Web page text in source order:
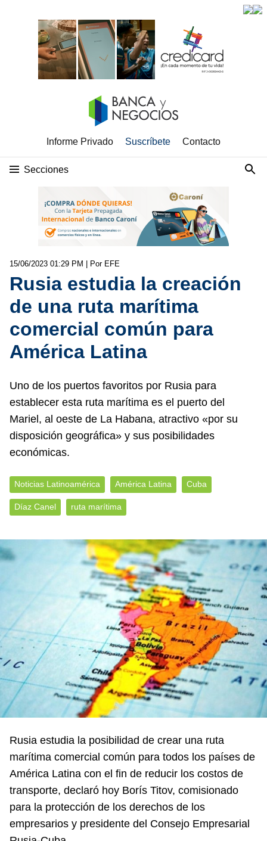
Informe Privado Suscríbete Contacto
Secciones
15/06/2023 01:29 PM | Por EFE
Rusia estudia la creación
de una ruta marítima
comercial común para
América Latina
Uno de los puertos favoritos por Rusia para
establecer esta ruta marítima es el puerto del
Mariel, al oeste de La Habana, atractivo «por su
disposición geográfica» y sus posibilidades
económicas.
Noticias Latinoamérica América Latina Cuba
Díaz Canel ruta marítima
Rusia estudia la posibilidad de crear una ruta
marítima comercial común para todos los países de
América Latina con el fin de reducir los costos de
transporte, declaró hoy Borís Titov, comisionado
para la protección de los derechos de los
empresarios y presidente del Consejo Empresarial